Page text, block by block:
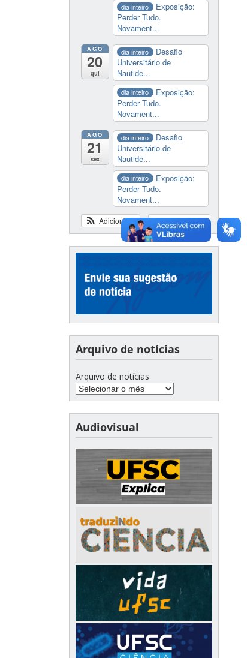
dia inteiro
Exposição:
Perder Tudo.
Novament...
AGO
20
qui
dia inteiro
Desafio
Universitário de
Nautide...
dia inteiro
Exposição:
Perder Tudo.
Novament...
AGO
21
sex
dia inteiro
Desafio
Universitário de
Nautide...
dia inteiro
Exposição:
Perder Tudo.
Novament...
Ver calendário
Adicionar
Arquivo de notícias
Arquivo de notícias
Audiovisual